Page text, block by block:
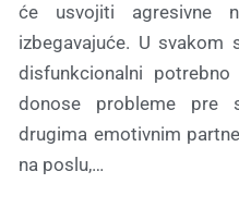
će usvojiti agresivne
izbegavajuće. U svakom
disfunkcionalni
donose probleme pre
drugima emotivnim
na poslu,…